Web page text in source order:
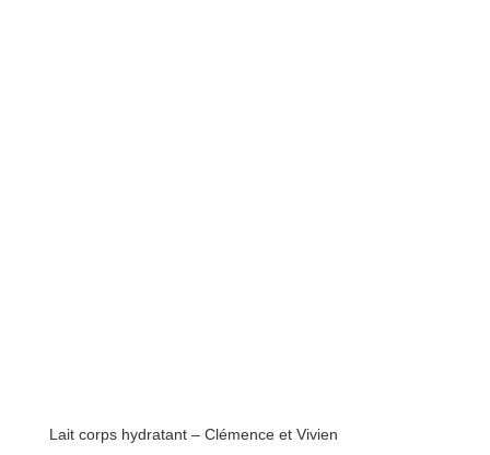
Lait corps hydratant – Clémence et Vivien